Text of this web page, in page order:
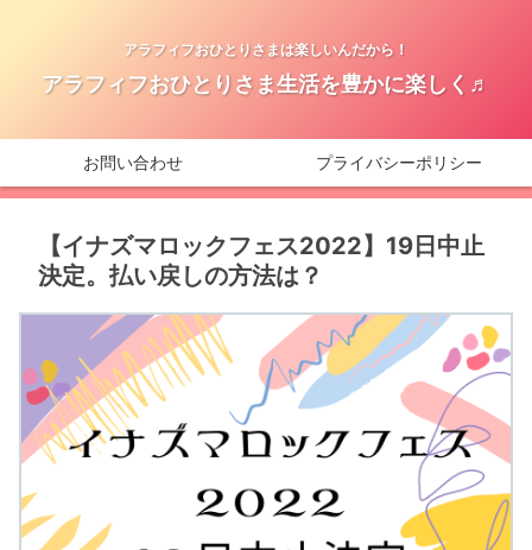
アラフィフおひとりさまは楽しいんだから！
アラフィフおひとりさま生活を豊かに楽しく♬
お問い合わせ プライバシーポリシー
【イナズマロックフェス2022】19日中止
決定。払い戻しの方法は？